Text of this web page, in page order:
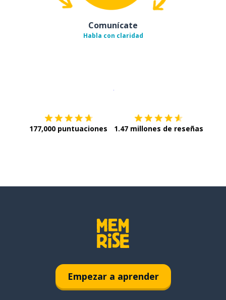
Comunícate
Habla con claridad
177,000 puntuaciones 1.47 millones de reseñas
Empezar a aprender